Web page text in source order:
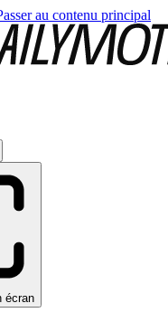
au contenu principal
écran